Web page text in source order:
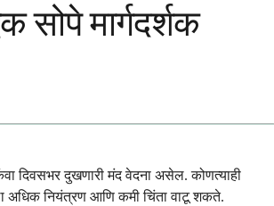
सोपे मार्गदर्शक
दिवसभर दुखणारी मंद वेदना असेल. कोणत्याही
अधिक नियंत्रण आणि कमी चिंता वाटू शकते.